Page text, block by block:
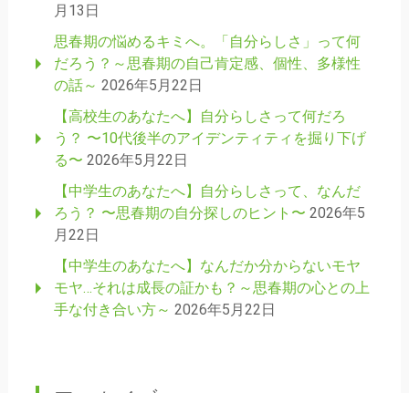
月13日
思春期の悩めるキミへ。「自分らしさ」って何
だろう？～思春期の自己肯定感、個性、多様性
の話～ 2026年5月22日
【高校生のあなたへ】自分らしさって何だろ
う？ 〜10代後半のアイデンティティを掘り下げ
る〜 2026年5月22日
【中学生のあなたへ】自分らしさって、なんだ
ろう？ 〜思春期の自分探しのヒント〜 2026年5
月22日
【中学生のあなたへ】なんだか分からないモヤ
モヤ…それは成長の証かも？～思春期の心との上
手な付き合い方～ 2026年5月22日